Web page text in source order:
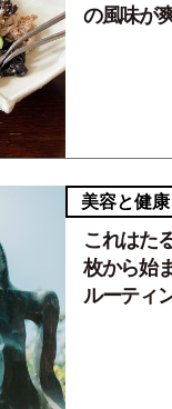
の風味が
美容と健康
これはた
枚から始
ルーティ